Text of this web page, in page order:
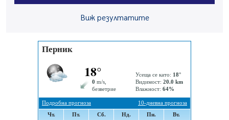
04.08.2026, 14:24
04.08.2026, 12:08
Най-чаканият ремонт в Перник започва този петък
04.08.2026, 09:11
Все по-горещо с всеки ден: Жълт код в почти цялата
страна, Перник свети в зелено
04.08.2026, 07:39
Виж резултатите